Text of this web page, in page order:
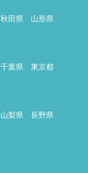
秋田県
山形県
千葉県
東京都
山梨県 長野県